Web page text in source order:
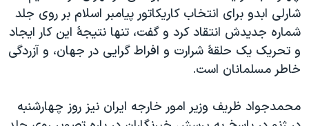
شارلی ابدو برای انتخاب کاريکاتور پيامبر اسلام بر روی جلد
شماره جديدش انتقاد کرد و گفت، تنها نتيجۀ اين کار ايجاد
و تحريک يک حلقۀ شرارت و افراط گرايی در جهان، و آزردگی
خاطر مسلمانان است.
محمدجواد ظريف وزير امور خارجه ايران نیز روز چهارشنبه